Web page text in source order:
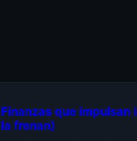
Finanzas que impulsan
la frenan)